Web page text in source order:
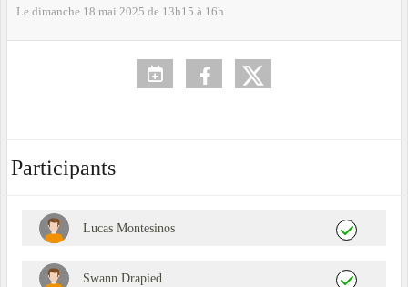
Le dimanche 18 mai 2025 de 13h15 à 16h
Participants
Lucas Montesinos
Swann Drapied